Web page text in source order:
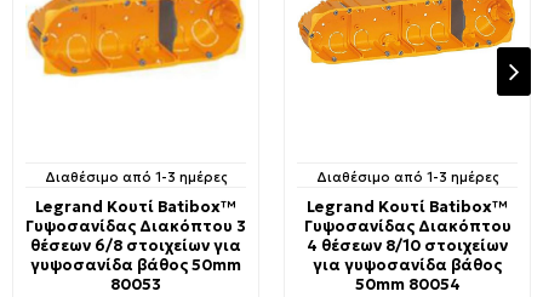
Διαθέσιμο από 1-3 ημέρες
Legrand Κουτί Batibox™
Γυψοσανίδας Διακόπτου 3
θέσεων 6/8 στοιχείων για
γυψοσανίδα βάθος 50mm
80053
Διαθέσιμο από 1-3 ημέρες
Legrand Κουτί Batibox™
Γυψοσανίδας Διακόπτου
4 θέσεων 8/10 στοιχείων
για γυψοσανίδα βάθος
50mm 80054